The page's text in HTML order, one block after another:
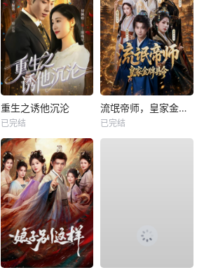
重生之诱他沉沦
已完结
流氓帝师，皇家金牌县令
已完结